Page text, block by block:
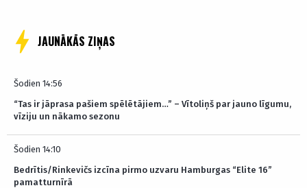
JAUNĀKĀS ZIŅAS
Šodien 14:56
“Tas ir jāprasa pašiem spēlētājiem…” – Vītoliņš par jauno līgumu,
vīziju un nākamo sezonu
Šodien 14:10
Bedrītis/Rinkevičs izcīna pirmo uzvaru Hamburgas “Elite 16”
pamatturnīrā